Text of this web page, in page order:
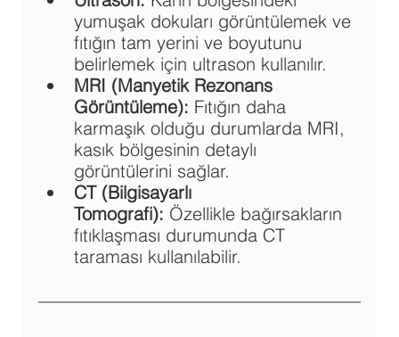
yumuşak dokuları görüntülemek ve
fıtığın tam yerini ve boyutunu
belirlemek için ultrason kullanılır.
MRI (Manyetik Rezonans
Görüntüleme): Fıtığın daha
karmaşık olduğu durumlarda MRI,
kasık bölgesinin detaylı
görüntülerini sağlar.
CT (Bilgisayarlı
Tomografi): Özellikle bağırsakların
fıtıklaşması durumunda CT
taraması kullanılabilir.